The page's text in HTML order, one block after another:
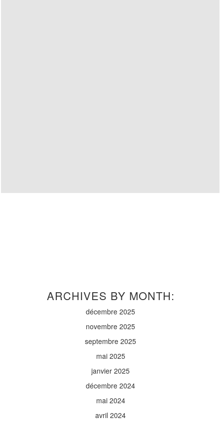
ARCHIVES BY MONTH:
décembre 2025
novembre 2025
septembre 2025
mai 2025
janvier 2025
décembre 2024
mai 2024
avril 2024